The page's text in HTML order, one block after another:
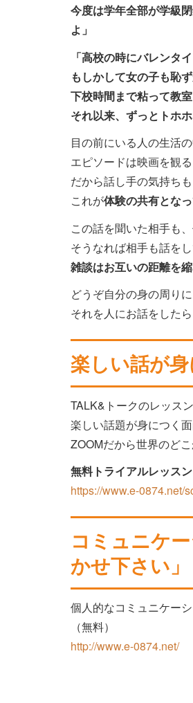
今度は学年全部が学級
よ」
「高校の時にバレンタ
もしかして女の子も恥
下校時間まで粘って教
それ以来、ずっとトホホ
目の前にいる人の生活
エピソードは映画を観
だから話し手の気持ち
これが体験の共有とな
この話を聞いた相手も
そうなれば相手も話を
雑談はお互いの距離を
どうぞ自分の身の周り
それを人にお話をした
楽しい話が
TALK&トークのレッス
楽しい話題が身につく
ZOOMだから世界のど
無料トライアルレッスン
https://www.e-0874.net/
コミュニケ
かせ下さい」
個人的なコミュニケー
（無料）
http://www.e-0874.net/